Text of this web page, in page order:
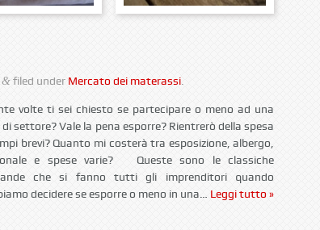
&filed under Mercato dei materassi.
volte ti sei chiesto se partecipare o meno ad una
settore? Vale la pena esporre? Rientrerò della spesa
brevi? Quanto mi costerà tra esposizione, albergo,
e spese varie? Queste sono le classiche
che si fanno tutti gli imprenditori quando
decidere se esporre o meno in una… Leggi tutto »